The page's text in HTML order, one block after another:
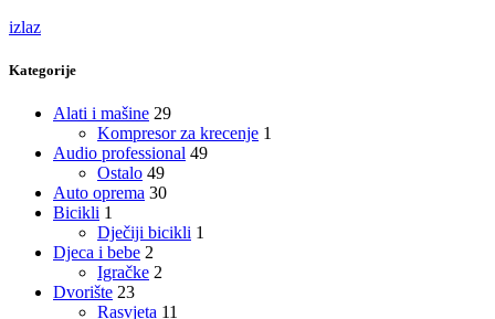
izlaz
Kategorije
Alati i mašine 29
Kompresor za krecenje 1
Audio professional 49
Ostalo 49
Auto oprema 30
Bicikli 1
Dječiji bicikli 1
Djeca i bebe 2
Igračke 2
Dvorište 23
Rasvjeta 11